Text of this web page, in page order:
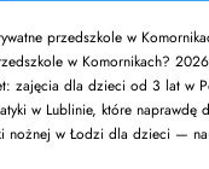
przedszkole w
w Komornikach?
zajęcia dla dzieci od 3 lat w
w Lublinie, które naprawdę
nożnej w Łodzi dla dzieci —